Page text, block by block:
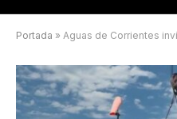
Portada » Aguas de Corrientes invierte en